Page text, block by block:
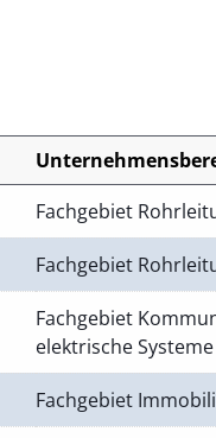
Fachgebiet
Fachgebiet
Fachgebiet
elektrische Systeme
Fachgebiet